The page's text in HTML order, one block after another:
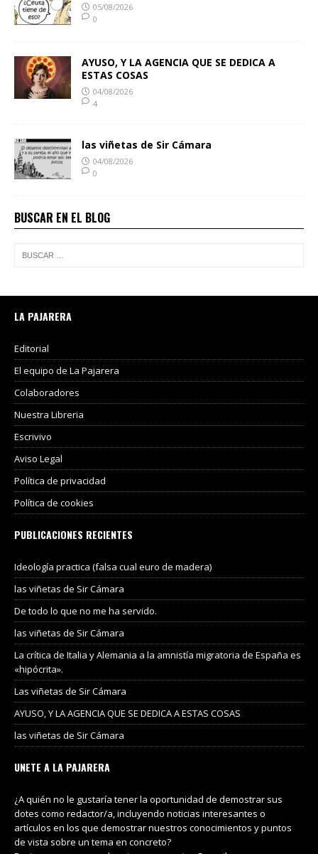
05/08/2026
0
AYUSO, Y LA AGENCIA QUE SE DEDICA A
ESTAS COSAS
04/08/2026
4
las viñetas de Sir Cámara
04/08/2026
0
BUSCAR EN EL BLOG
LA PAJARERA
Editorial
El equipo de La Pajarera
Colaboradores
Nuestra Libreria
Escrivivo
Aviso Legal
Política de privacidad
Política de cookies
PUBLICACIONES RECIENTES
Ideología practica (falsa cual euro de madera)
las viñetas de Sir Cámara
De todo lo que no me ha servido.
las viñetas de Sir Cámara
La crítica de Italia y Alemania a la amnistía migratoria de España es
«hipócrita».
Las viñetas de Sir Cámara
AYUSO, Y LA AGENCIA QUE SE DEDICA A ESTAS COSAS
las viñetas de Sir Cámara
UNETE A LA PAJARERA
¿A quién no le gustaría tener la oportunidad de demostrar sus
dotes como redactor/a, incluyendo noticias interesantes o
artículos en los que demostrar nuestros conocimientos y puntos
de vista sobre un tema en concreto?